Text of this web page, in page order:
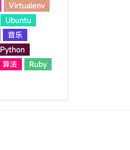
Virtualenv
Ubuntu
音乐
Python
算法
Ruby